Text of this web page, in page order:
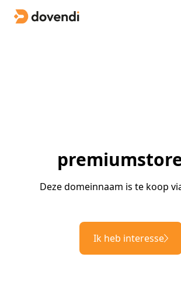
Deze domeinnaam is te koop
Ik heb interesse